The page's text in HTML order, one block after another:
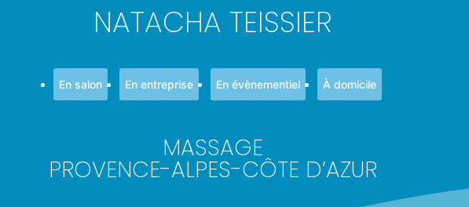
NATACHA TEISSIER
En salon En entreprise En évènementiel À domicile
MASSAGE
PROVENCE-ALPES-CÔTE D’AZUR